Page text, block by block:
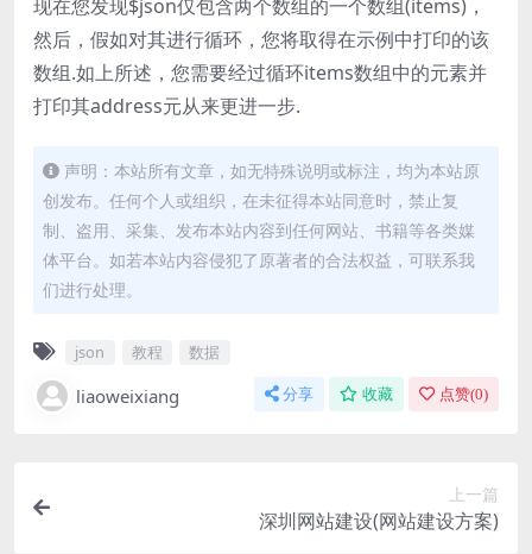
现在您发现$json仅包含两个数组的一个数组(items)，
然后，假如对其进行循环，您将取得在示例中打印的该
数组.如上所述，您需要经过循环items数组中的元素并
打印其address元从来更进一步.
声明：本站所有文章，如无特殊说明或标注，均为本站原
创发布。任何个人或组织，在未征得本站同意时，禁止复
制、盗用、采集、发布本站内容到任何网站、书籍等各类媒
体平台。如若本站内容侵犯了原著者的合法权益，可联系我
们进行处理。
json 教程 数据
liaoweixiang 分享 收藏 点赞(0)
上一篇
深圳网站建设(网站建设方案)